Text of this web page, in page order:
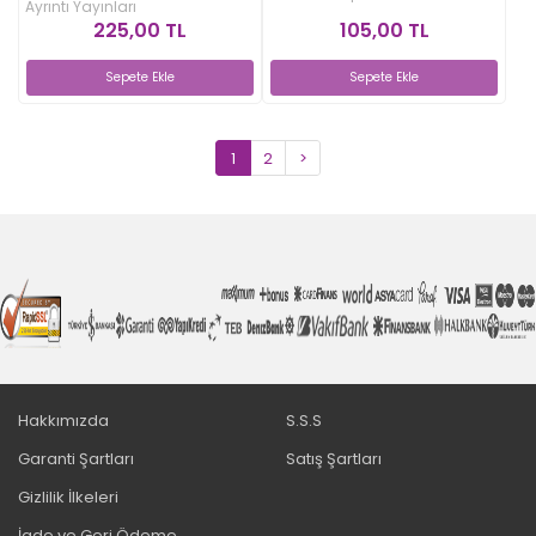
Ayrıntı Yayınları
225,00 TL
Sepete Ekle
105,00 TL
Sepete Ekle
1 2 >
Hakkımızda
Garanti Şartları
Gizlilik İlkeleri
S.S.S
Satış Şartları